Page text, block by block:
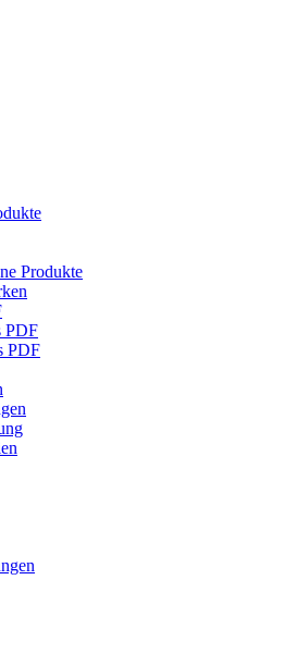
Produkte
PDF
PDF